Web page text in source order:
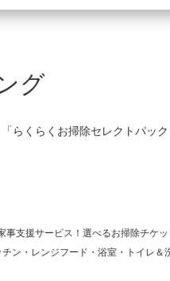
ト取り置き
情報・店舗一覧
報
グ
らくらくお掃除セレクトパッ
支援サービス！選べるお掃除チケッ
ン・レンジフード・浴室・トイレ＆